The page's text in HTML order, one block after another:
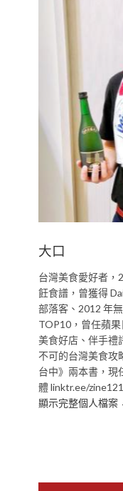
大口
台灣美食愛好者，
飪食譜，曾獲得
部落客、2012 年
TOP10，曾任蘋
美食好店、伴手禮
不可的台灣美食攻
台中》兩本書，現
體 linktr.ee/
顯示完整個人檔案